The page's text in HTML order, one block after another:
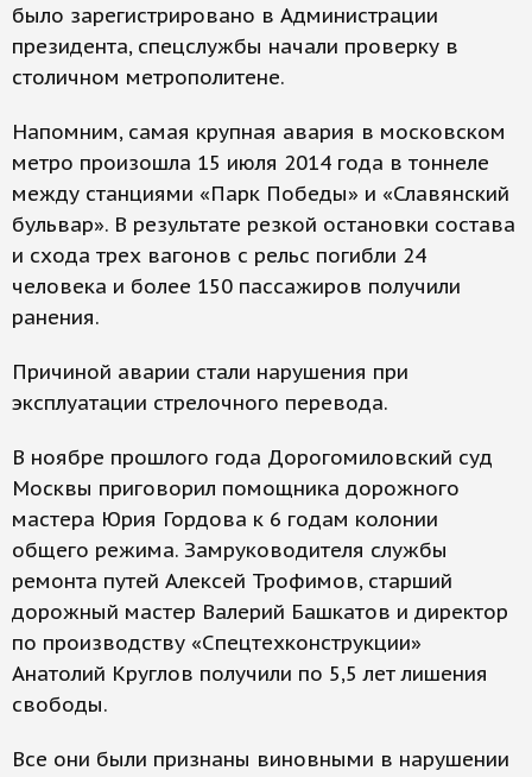
было зарегистрировано в Администрации
президента, спецслужбы начали проверку в
столичном метрополитене.
Напомним, самая крупная авария в московском
метро произошла 15 июля 2014 года в тоннеле
между станциями «Парк Победы» и «Славянский
бульвар». В результате резкой остановки состава
и схода трех вагонов с рельс погибли 24
человека и более 150 пассажиров получили
ранения.
Причиной аварии стали нарушения при
эксплуатации стрелочного перевода.
В ноябре прошлого года Дорогомиловский суд
Москвы приговорил помощника дорожного
мастера Юрия Гордова к 6 годам колонии
общего режима. Замруководителя службы
ремонта путей Алексей Трофимов, старший
дорожный мастер Валерий Башкатов и директор
по производству «Спецтехконструкции»
Анатолий Круглов получили по 5,5 лет лишения
свободы.
Все они были признаны виновными в нарушении